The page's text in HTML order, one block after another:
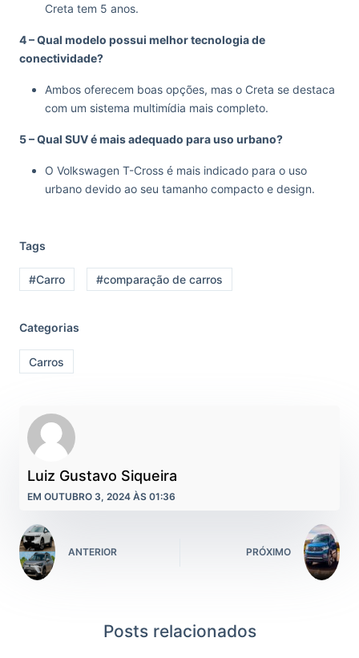
Creta tem 5 anos.
4 – Qual modelo possui melhor tecnologia de
conectividade?
Ambos oferecem boas opções, mas o Creta se destaca
com um sistema multimídia mais completo.
5 – Qual SUV é mais adequado para uso urbano?
O Volkswagen T-Cross é mais indicado para o uso
urbano devido ao seu tamanho compacto e design.
Tags
#Carro #comparação de carros
Categorias
Carros
Luiz Gustavo Siqueira
EM OUTUBRO 3, 2024 ÀS 01:36
ANTERIOR PRÓXIMO
Posts relacionados